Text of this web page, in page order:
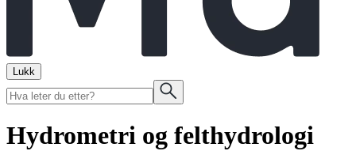
Lukk
Hydrometri og felthydrologi